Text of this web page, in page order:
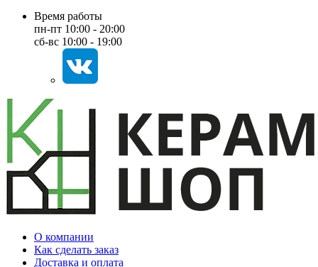
Время работы
пн-пт 10:00 - 20:00
сб-вс 10:00 - 19:00
О компании
Как сделать заказ
Доставка и оплата